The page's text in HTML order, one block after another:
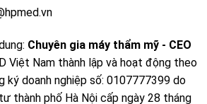
Chuyên gia máy thẩm mỹ - CEO
Việt Nam thành lập và hoạt động theo
ký doanh nghiệp số: 0107777399 do
thành phố Hà Nội cấp ngày 28 tháng